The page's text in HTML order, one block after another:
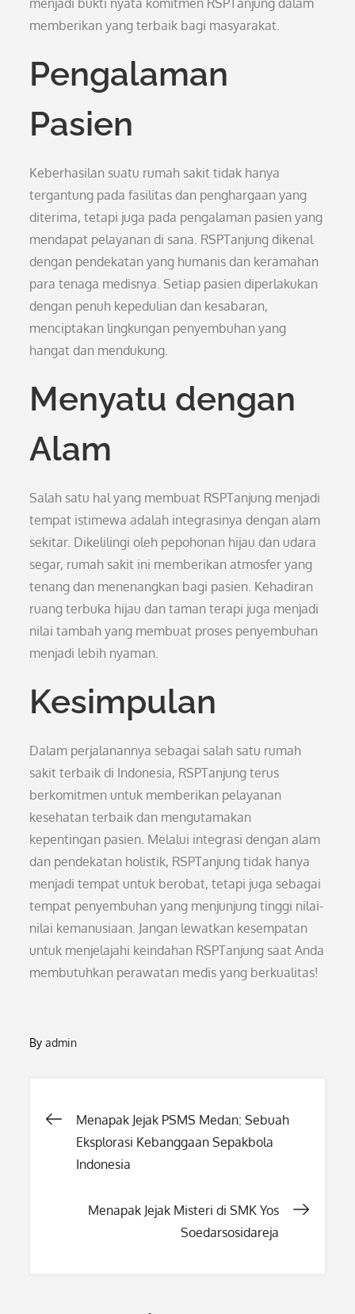
menjadi bukti nyata komitmen RSPTanjung dalam
memberikan yang terbaik bagi masyarakat.
Pengalaman
Pasien
Keberhasilan suatu rumah sakit tidak hanya
tergantung pada fasilitas dan penghargaan yang
diterima, tetapi juga pada pengalaman pasien yang
mendapat pelayanan di sana. RSPTanjung dikenal
dengan pendekatan yang humanis dan keramahan
para tenaga medisnya. Setiap pasien diperlakukan
dengan penuh kepedulian dan kesabaran,
menciptakan lingkungan penyembuhan yang
hangat dan mendukung.
Menyatu dengan
Alam
Salah satu hal yang membuat RSPTanjung menjadi
tempat istimewa adalah integrasinya dengan alam
sekitar. Dikelilingi oleh pepohonan hijau dan udara
segar, rumah sakit ini memberikan atmosfer yang
tenang dan menenangkan bagi pasien. Kehadiran
ruang terbuka hijau dan taman terapi juga menjadi
nilai tambah yang membuat proses penyembuhan
menjadi lebih nyaman.
Kesimpulan
Dalam perjalanannya sebagai salah satu rumah
sakit terbaik di Indonesia, RSPTanjung terus
berkomitmen untuk memberikan pelayanan
kesehatan terbaik dan mengutamakan
kepentingan pasien. Melalui integrasi dengan alam
dan pendekatan holistik, RSPTanjung tidak hanya
menjadi tempat untuk berobat, tetapi juga sebagai
tempat penyembuhan yang menjunjung tinggi nilai-
nilai kemanusiaan. Jangan lewatkan kesempatan
untuk menjelajahi keindahan RSPTanjung saat Anda
membutuhkan perawatan medis yang berkualitas!
Byadmin
Post
navigation
Menapak Jejak PSMS Medan: Sebuah
Eksplorasi Kebanggaan Sepakbola
Indonesia
Menapak Jejak Misteri di SMK Yos
Soedarsosidareja